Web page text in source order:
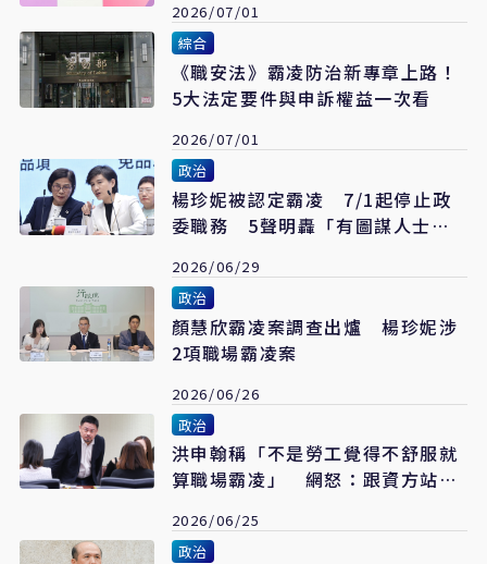
2026/07/01
綜合
《職安法》霸凌防治新專章上路！
5大法定要件與申訴權益一次看
2026/07/01
政治
楊珍妮被認定霸凌 7/1起停止政
委職務 5聲明轟「有圖謀人士背
2026/06/29
政治
顏慧欣霸凌案調查出爐 楊珍妮涉
2項職場霸凌案
2026/06/26
政治
洪申翰稱「不是勞工覺得不舒服就
算職場霸凌」 網怒：跟資方站一
2026/06/25
政治